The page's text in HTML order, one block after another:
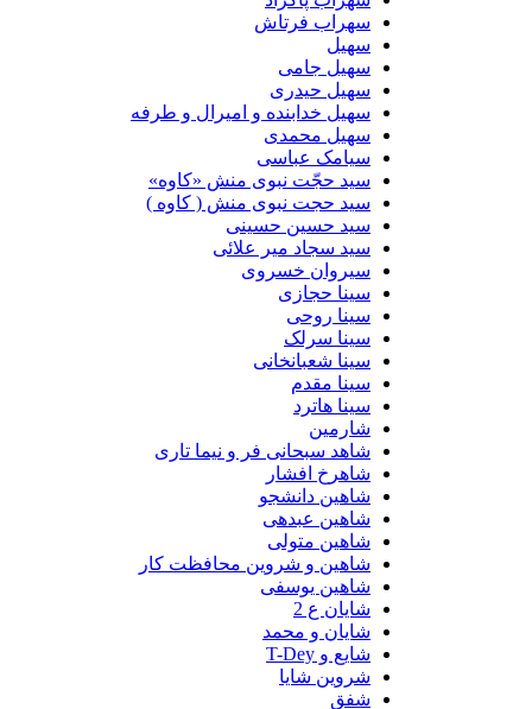
سهراب فرتاش
سهیل جامی
سهیل حیدری
سهیل خدابنده و امیرال و طرفه
سهیل محمدی
سیامک عباسی
سید حجّت نبوی منش «کاوه»
سید حجت نبوی منش ( کاوه )
سید حسین حسینى
سید سجاد میر علائی
سیروان خسروی
سینا حجازی
سینا روحی
سینا سرلک
سینا شعبانخانی
سینا مقدم
سینا هاترد
شارمین
شاهد سبحانی فر و نیما تاری
شاهرخ افشار
شاهین دانشجو
شاهین عبدهی
شاهین متولی
شاهین و شروین محافظت کار
شاهین یوسفی
شایان ع 2
شایان و محمد
شایع و T-Dey
شروین شایا